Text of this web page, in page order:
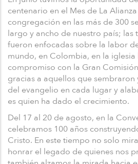
centenario en el Mes de La
congregación en las más de 300
largo y ancho de nuestro país; las
fueron enfocadas sobre la labor
mundo, en Colombia, en la iglesia
compromiso con la Gran
gracias a aquellos que
del evangelio en cada lugar y
es quien ha dado el crecimiento.
Del 17 al 20 de agosto, en la
celebramos 100 años
Cristo. En este tiempo no solo
honrar el legado de quienes nos